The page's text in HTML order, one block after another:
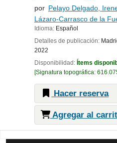
por Pelayo Delgado,
Lázaro-Carrasco de la
Idioma: Español
Detalles de publicación:
2022
Disponibilidad: Ítems
Signatura topográfica:
Hacer reserva
Agregar al